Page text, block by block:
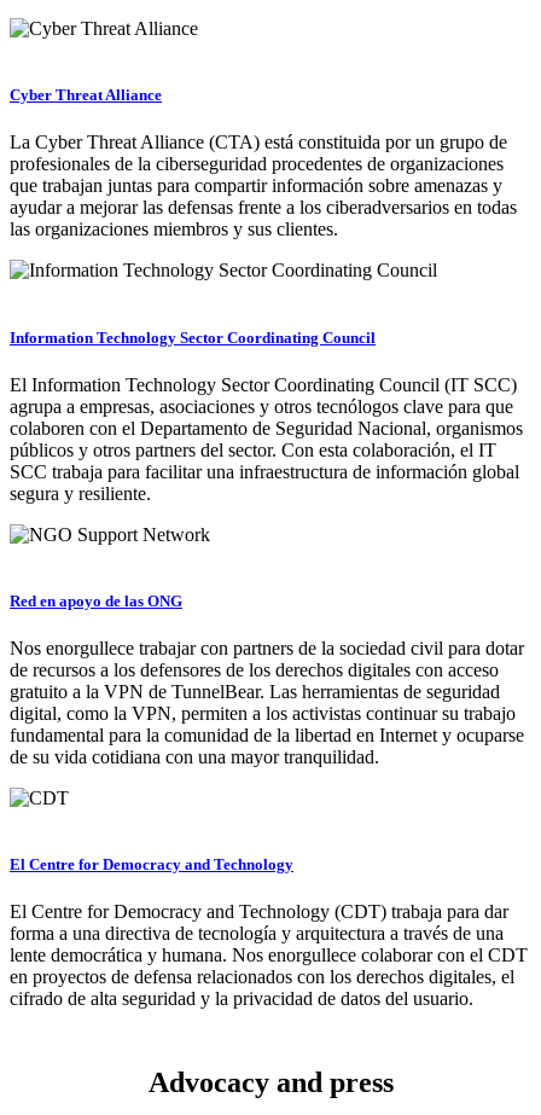
Cyber Threat Alliance
La Cyber Threat Alliance (CTA) está constituida por un grupo de
profesionales de la ciberseguridad procedentes de organizaciones
que trabajan juntas para compartir información sobre amenazas y
ayudar a mejorar las defensas frente a los ciberadversarios en todas
las organizaciones miembros y sus clientes.
Information Technology Sector Coordinating Council
El Information Technology Sector Coordinating Council (IT SCC)
agrupa a empresas, asociaciones y otros tecnólogos clave para que
colaboren con el Departamento de Seguridad Nacional, organismos
públicos y otros partners del sector. Con esta colaboración, el IT
SCC trabaja para facilitar una infraestructura de información global
segura y resiliente.
Red en apoyo de las ONG
Nos enorgullece trabajar con partners de la sociedad civil para dotar
de recursos a los defensores de los derechos digitales con acceso
gratuito a la VPN de TunnelBear. Las herramientas de seguridad
digital, como la VPN, permiten a los activistas continuar su trabajo
fundamental para la comunidad de la libertad en Internet y ocuparse
de su vida cotidiana con una mayor tranquilidad.
El Centre for Democracy and Technology
El Centre for Democracy and Technology (CDT) trabaja para dar
forma a una directiva de tecnología y arquitectura a través de una
lente democrática y humana. Nos enorgullece colaborar con el CDT
en proyectos de defensa relacionados con los derechos digitales, el
cifrado de alta seguridad y la privacidad de datos del usuario.
Advocacy and press